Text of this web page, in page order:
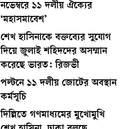
নভেম্বরে ১১ দলীয় ঐক্যের
‘মহাসমাবেশ’
শেখ হাসিনাকে বক্তব্যের সুযোগ
দিয়ে জুলাই শহিদদের অসম্মান
করেছে ভারত: রিজভী
পল্টনে ১১ দলীয় জোটের অবস্থান
কর্মসূচি
দিল্লিতে গণমাধ্যমের মুখোমুখি